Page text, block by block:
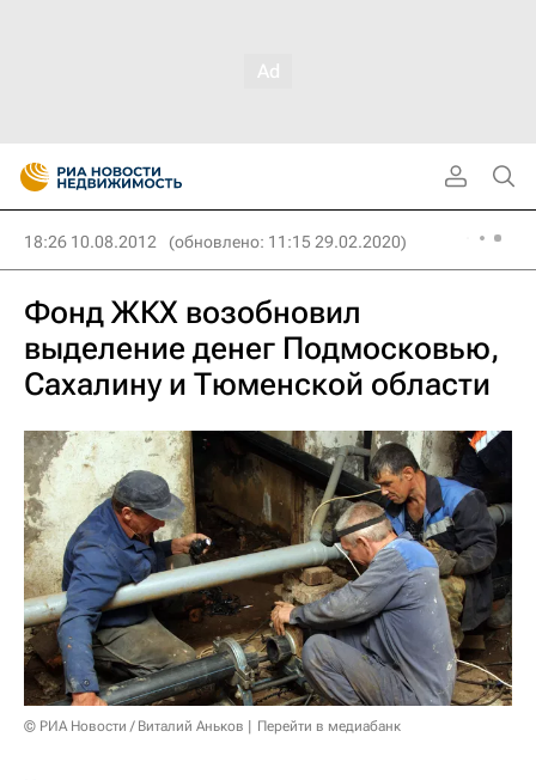
18:26 10.08.2012 (обновлено: 11:15 29.02.2020)
Фонд ЖКХ возобновил
выделение денег Подмосковью,
Сахалину и Тюменской области
© РИА Новости / Виталий Аньков Перейти в медиабанк